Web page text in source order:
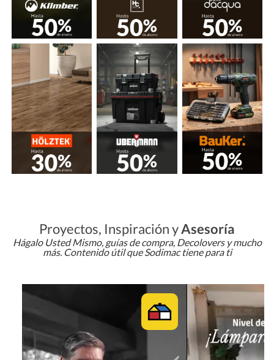
Proyectos, Inspiración yAsesoría
Hágalo Usted Mismo, guías de compra, Decolovers y mucho
más. Contenido útil que Sodimac tiene para ti